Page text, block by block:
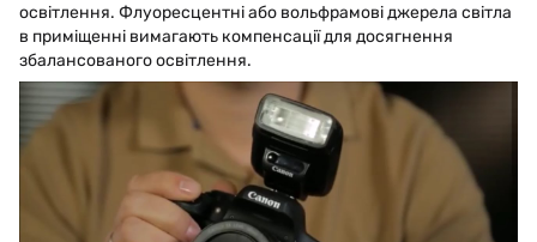
освітлення. Флуоресцентні або вольфрамові джерела світла
в приміщенні вимагають компенсації для досягнення
збалансованого освітлення.